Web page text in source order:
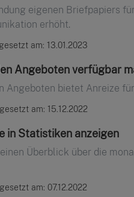
eigenen Briefpapiers
erhöht.
am: 13.01.2023
Angeboten verfügbar
Angeboten bietet Anreize
am: 15.12.2022
in Statistiken anzeigen
Überblick über die
am: 07.12.2022